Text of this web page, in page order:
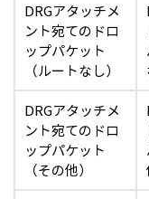
DRGアタッチメ
ント宛てのドロ
ップパケット
（ルートなし）
DRGアタッチメ
ント宛てのドロ
ップパケット
（その他）